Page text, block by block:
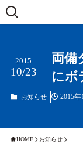
両備
にボ
2015
10/23
お知らせ 2015年
HOME お知らせ